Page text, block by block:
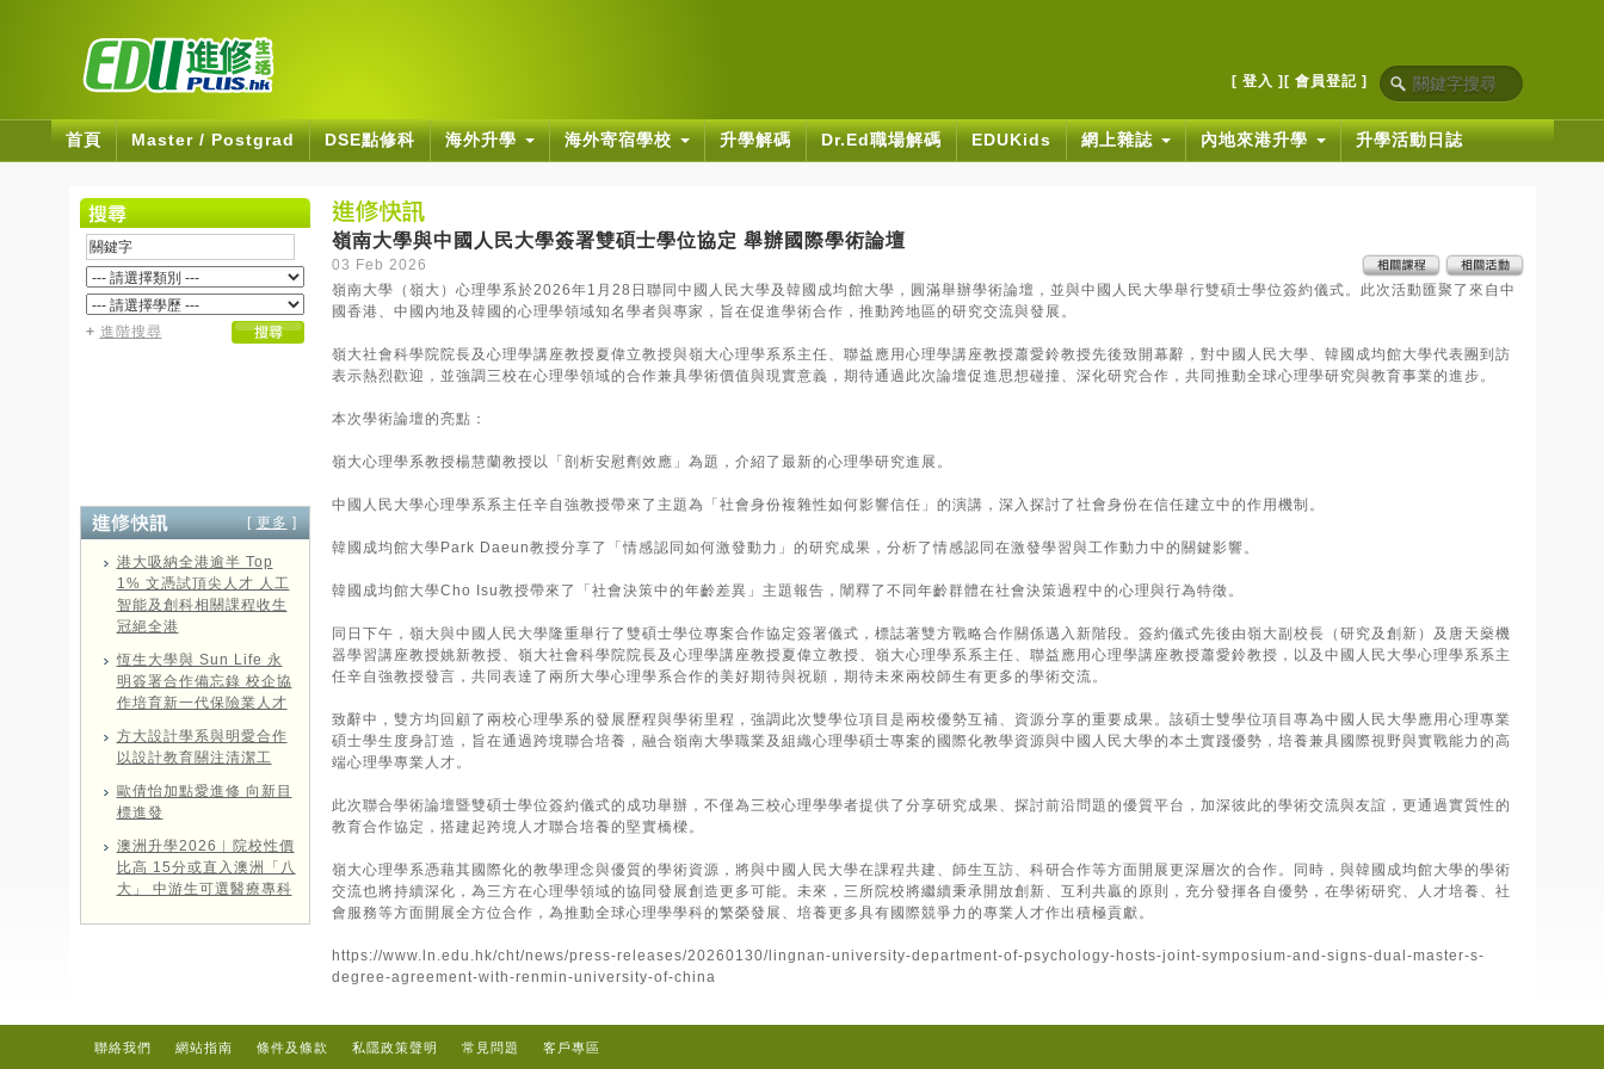
[ 登入 ] [ 會員登記 ]
首頁 Master / Postgrad DSE點修科 海外升學 海外寄宿學校 升學解碼 Dr.Ed職場解碼 EDUKids 網上雜誌 內地來港升學 升學活動日誌
+ 進階搜尋
[ 更多 ]
港大吸納全港逾半 Top
1% 文憑試頂尖人才 人工
智能及創科相關課程收生
冠絕全港
恆生大學與 Sun Life 永
明簽署合作備忘錄 校企協
作培育新一代保險業人才
方大設計學系與明愛合作
以設計教育關注清潔工
歐倩怡加點愛進修 向新目
標進發
澳洲升學2026︱院校性價
比高 15分或直入澳洲「八
大」 中游生可選醫療專科
嶺南大學與中國人民大學簽署雙碩士學位協定 舉辦國際學術論壇
03 Feb 2026
嶺南大學（嶺大）心理學系於2026年1月28日聯同中國人民大學及韓國成均館大學，圓滿舉辦學術論壇，並與中國人民大學舉行雙碩士學位簽約儀式。此次活動匯聚了來自中
國香港、中國內地及韓國的心理學領域知名學者與專家，旨在促進學術合作，推動跨地區的研究交流與發展。
嶺大社會科學院院長及心理學講座教授夏偉立教授與嶺大心理學系系主任、聯益應用心理學講座教授蕭愛鈴教授先後致開幕辭，對中國人民大學、韓國成均館大學代表團到訪
表示熱烈歡迎，並強調三校在心理學領域的合作兼具學術價值與現實意義，期待通過此次論壇促進思想碰撞、深化研究合作，共同推動全球心理學研究與教育事業的進步。
本次學術論壇的亮點：
嶺大心理學系教授楊慧蘭教授以「剖析安慰劑效應」為題，介紹了最新的心理學研究進展。
中國人民大學心理學系系主任辛自強教授帶來了主題為「社會身份複雜性如何影響信任」的演講，深入探討了社會身份在信任建立中的作用機制。
韓國成均館大學Park Daeun教授分享了「情感認同如何激發動力」的研究成果，分析了情感認同在激發學習與工作動力中的關鍵影響。
韓國成均館大學Cho Isu教授帶來了「社會決策中的年齡差異」主題報告，闡釋了不同年齡群體在社會決策過程中的心理與行為特徵。
同日下午，嶺大與中國人民大學隆重舉行了雙碩士學位專案合作協定簽署儀式，標誌著雙方戰略合作關係邁入新階段。簽約儀式先後由嶺大副校長（研究及創新）及唐天燊機
器學習講座教授姚新教授、嶺大社會科學院院長及心理學講座教授夏偉立教授、嶺大心理學系系主任、聯益應用心理學講座教授蕭愛鈴教授，以及中國人民大學心理學系系主
任辛自強教授發言，共同表達了兩所大學心理學系合作的美好期待與祝願，期待未來兩校師生有更多的學術交流。
致辭中，雙方均回顧了兩校心理學系的發展歷程與學術里程，強調此次雙學位項目是兩校優勢互補、資源分享的重要成果。該碩士雙學位項目專為中國人民大學應用心理專業
碩士學生度身訂造，旨在通過跨境聯合培養，融合嶺南大學職業及組織心理學碩士專案的國際化教學資源與中國人民大學的本土實踐優勢，培養兼具國際視野與實戰能力的高
端心理學專業人才。
此次聯合學術論壇暨雙碩士學位簽約儀式的成功舉辦，不僅為三校心理學學者提供了分享研究成果、探討前沿問題的優質平台，加深彼此的學術交流與友誼，更通過實質性的
教育合作協定，搭建起跨境人才聯合培養的堅實橋樑。
嶺大心理學系憑藉其國際化的教學理念與優質的學術資源，將與中國人民大學在課程共建、師生互訪、科研合作等方面開展更深層次的合作。同時，與韓國成均館大學的學術
交流也將持續深化，為三方在心理學領域的協同發展創造更多可能。未來，三所院校將繼續秉承開放創新、互利共贏的原則，充分發揮各自優勢，在學術研究、人才培養、社
會服務等方面開展全方位合作，為推動全球心理學學科的繁榮發展、培養更多具有國際競爭力的專業人才作出積極貢獻。
https://www.ln.edu.hk/cht/news/press-releases/20260130/lingnan-university-department-of-psychology-hosts-joint-symposium-and-signs-dual-master-s-
degree-agreement-with-renmin-university-of-china
聯絡我們 網站指南 條件及條款 私隱政策聲明 常見問題 客戶專區